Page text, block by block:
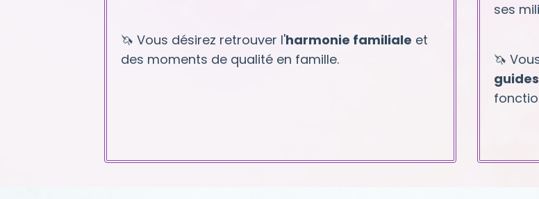
🦄 Vous désirez retrouver l'harmonie familiale et
des moments de qualité en famille.
ses
🦄